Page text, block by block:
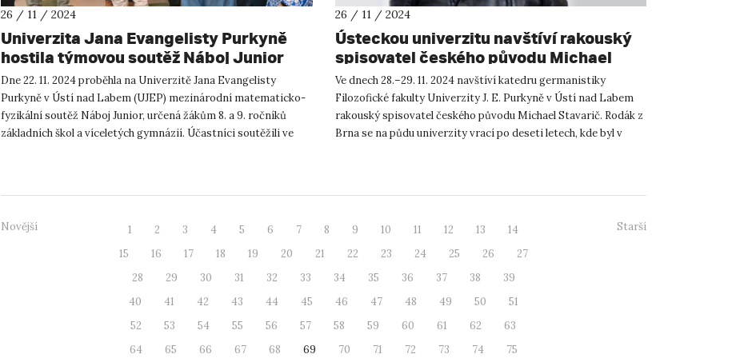
26 / 11 / 2024
Univerzita Jana Evangelisty Purkyně
hostila týmovou soutěž Náboj Junior
Dne 22. 11. 2024 proběhla na Univerzitě Jana Evangelisty
Purkyně v Ústí nad Labem (UJEP) mezinárodní matematicko-
fyzikální soutěž Náboj Junior, určená žákům 8. a 9. ročníků
základních škol a víceletých gymnázií. Účastníci soutěžili ve
26 / 11 / 2024
Ústeckou univerzitu navštíví rakouský
spisovatel českého původu Michael
Stavarič
Ve dnech 28.–29. 11. 2024 navštíví katedru germanistiky
Filozofické fakulty Univerzity J. E. Purkyně v Ústí nad Labem
rakouský spisovatel českého původu Michael Stavarič. Rodák z
Brna se na půdu univerzity vrací po deseti letech, kde byl v
Novější 1 2 3 4 5 6 7 8 9 10 11 12 13
14
15
16 17 18 19 20 21 22 23 24 25 26
27
28
29 30 31 32 33 34 35 36 37 38
39
40
41 42 43 44 45 46 47 48 49 50
51
52
53 54 55 56 57 58 59 60 61 62
63
64
65 66 67 68 69 70 71 72 73 74
75
Starší